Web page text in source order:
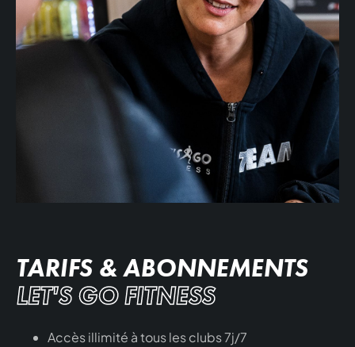
TARIFS & ABONNEMENTS
LET'S GO FITNESS
Accès illimité à tous les clubs 7j/7